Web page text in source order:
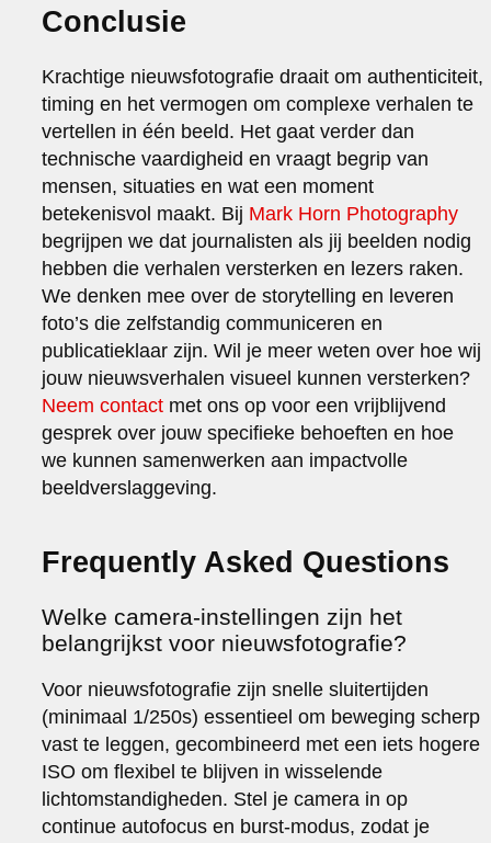
Conclusie
Krachtige nieuwsfotografie draait om authenticiteit,
timing en het vermogen om complexe verhalen te
vertellen in één beeld. Het gaat verder dan
technische vaardigheid en vraagt begrip van
mensen, situaties en wat een moment
betekenisvol maakt. Bij Mark Horn Photography
begrijpen we dat journalisten als jij beelden nodig
hebben die verhalen versterken en lezers raken.
We denken mee over de storytelling en leveren
foto’s die zelfstandig communiceren en
publicatieklaar zijn. Wil je meer weten over hoe wij
jouw nieuwsverhalen visueel kunnen versterken?
Neem contact met ons op voor een vrijblijvend
gesprek over jouw specifieke behoeften en hoe
we kunnen samenwerken aan impactvolle
beeldverslaggeving.
Frequently Asked Questions
Welke camera-instellingen zijn het
belangrijkst voor nieuwsfotografie?
Voor nieuwsfotografie zijn snelle sluitertijden
(minimaal 1/250s) essentieel om beweging scherp
vast te leggen, gecombineerd met een iets hogere
ISO om flexibel te blijven in wisselende
lichtomstandigheden. Stel je camera in op
continue autofocus en burst-modus, zodat je